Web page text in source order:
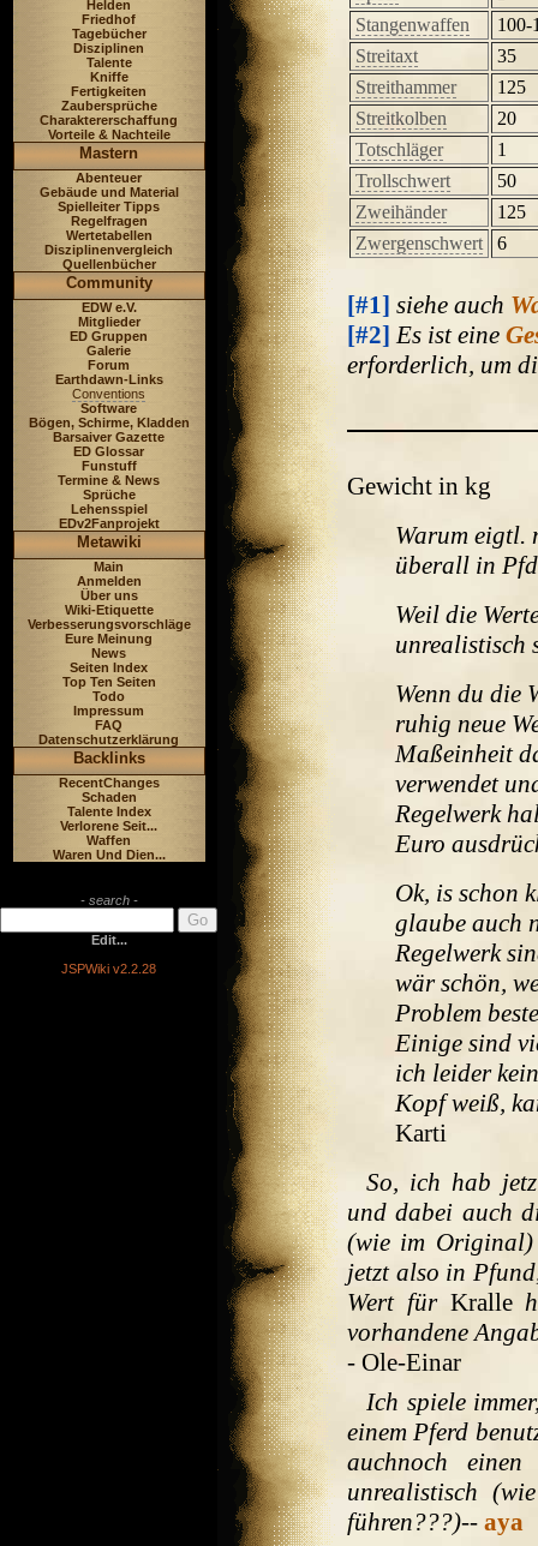
Helden
Friedhof
Tagebücher
Disziplinen
Talente
Kniffe
Fertigkeiten
Zaubersprüche
Charaktererschaffung
Vorteile & Nachteile
Mastern
Abenteuer
Gebäude und Material
Spielleiter Tipps
Regelfragen
Wertetabellen
Disziplinenvergleich
Quellenbücher
Community
EDW e.V.
Mitglieder
ED Gruppen
Galerie
Forum
Earthdawn-Links
Conventions
Software
Bögen, Schirme, Kladden
Barsaiver Gazette
ED Glossar
Funstuff
Termine & News
Sprüche
Lehensspiel
EDv2Fanprojekt
Metawiki
Main
Anmelden
Über uns
Wiki-Etiquette
Verbesserungsvorschläge
Eure Meinung
News
Seiten Index
Top Ten Seiten
Todo
Impressum
FAQ
Datenschutzerklärung
Backlinks
RecentChanges
Schaden
Talente Index
Verlorene Seit...
Waffen
Waren Und Dien...
- search -
Edit...
JSPWiki v2.2.28
Stangenwaffen
100-
Streitaxt
35
Streithammer
125
Streitkolben
20
Totschläger
1
Trollschwert
50
Zweihänder
125
Zwergenschwert
6
[#1] siehe auch
[#2] Es ist eine
erforderlich, um
Gewicht in kg
Warum eigtl.
überall in
Weil die
unrealistisch
Wenn du die
ruhig neue
Maßeinheit
verwendet
Regelwerk
Euro
Ok, is schon
glaube auch
Regelwerk
wär schön,
Problem
Einige sind
ich leider
Kopf weiß,
Karti
So, ich hab
und dabei auch
(wie im Original)
jetzt also in
Wert für Kralle
vorhandene
- Ole-Einar
Ich spiele
einem Pferd
auchnoch
unrealistisch
führen???)-- aya